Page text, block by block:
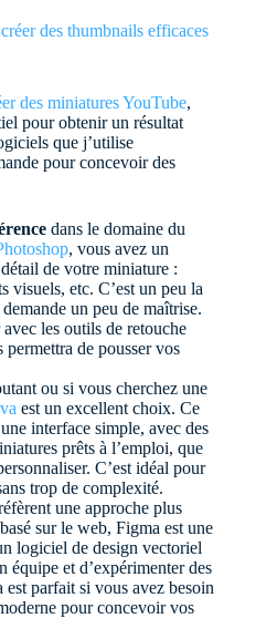
des thumbnails efficaces
des miniatures YouTube,
pour obtenir un résultat
que j’utilise
pour concevoir des
dans le domaine du
, vous avez un
de votre miniature :
visuels, etc. C’est un peu la
un peu de maîtrise.
les outils de retouche
permettra de pousser vos
ou si vous cherchez une
est un excellent choix. Ce
interface simple, avec des
prêts à l’emploi, que
C’est idéal pour
trop de complexité.
une approche plus
sur le web, Figma est une
logiciel de design vectoriel
équipe et d’expérimenter des
parfait si vous avez besoin
pour concevoir vos